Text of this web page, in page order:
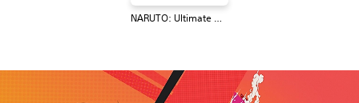
NARUTO: Ultimate Ninja STORM